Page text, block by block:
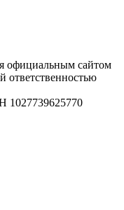
официальным сайтом
ответственностью